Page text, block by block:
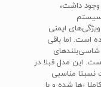
داشت،
سیستم
ایمنی
است. اما باقی
شاسی‌بلندهای
این مدل قبلا در
مناسبی